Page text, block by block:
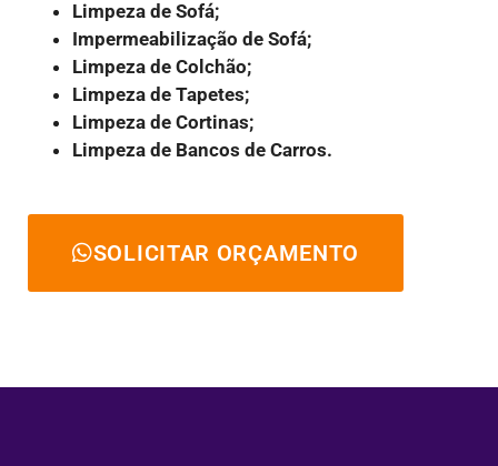
Limpeza de Sofá;
Impermeabilização de Sofá;
Limpeza de Colchão;
Limpeza de Tapetes;
Limpeza de Cortinas;
Limpeza de Bancos de Carros.
SOLICITAR ORÇAMENTO